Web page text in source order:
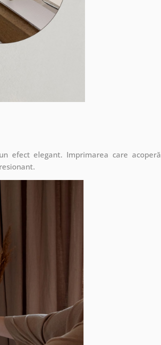
efect elegant. Imprimarea care acoperă